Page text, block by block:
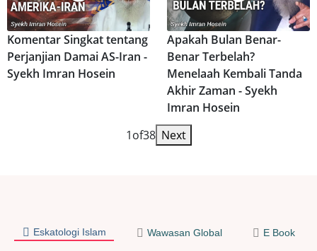
Komentar Singkat tentang
Perjanjian Damai AS-Iran -
Syekh Imran Hosein
Apakah Bulan Benar-
Benar Terbelah?
Menelaah Kembali Tanda
Akhir Zaman - Syekh
Imran Hosein
1of38 Next
Eskatologi Islam Wawasan Global E Book